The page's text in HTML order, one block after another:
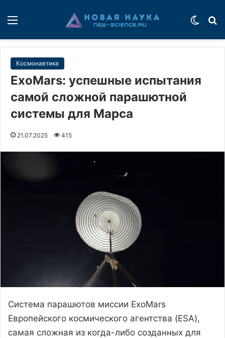
Космонавтика
ExoMars: успешные испытания
самой сложной парашютной
системы для Марса
21.07.2025 415
Система парашютов миссии ExoMars
Европейского космического агентства (ESA),
самая сложная из когда-либо созданных для